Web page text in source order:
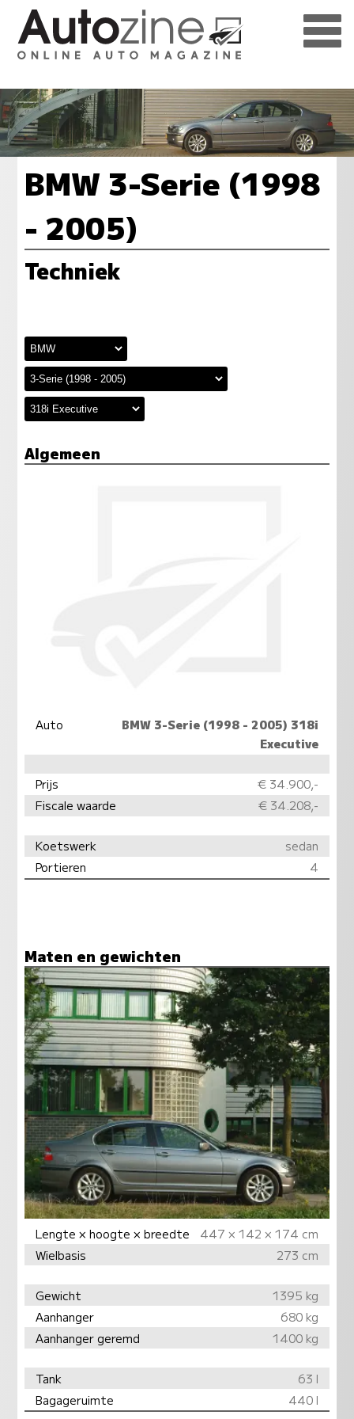
BMW 3-Serie (1998
- 2005)
Techniek
Algemeen
Auto
BMW 3-Serie (1998 - 2005) 318i
Executive
Prijs
€ 34.900,-
Fiscale waarde
€ 34.208,-
Koetswerk
sedan
Portieren
4
Maten en gewichten
Lengte × hoogte × breedte
447 × 142 × 174 cm
Wielbasis
273 cm
Gewicht
1395 kg
Aanhanger
680 kg
Aanhanger geremd
1400 kg
Tank
63 l
Bagageruimte
440 l